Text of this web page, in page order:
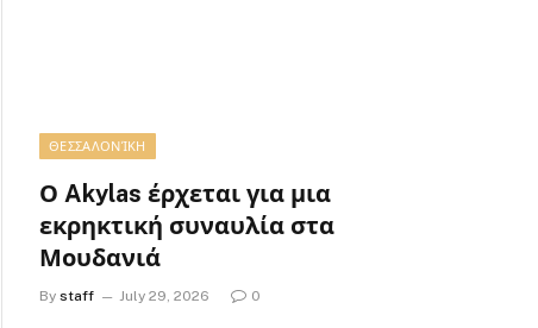
ΘΕΣΣΑΛΟΝΊΚΗ
Ο Akylas έρχεται για μια
εκρηκτική συναυλία στα
Μουδανιά
By staff July 29, 2026 0